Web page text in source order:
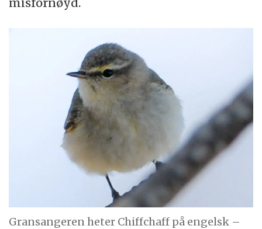
Gransangeren heter Chiffchaff på engelsk –